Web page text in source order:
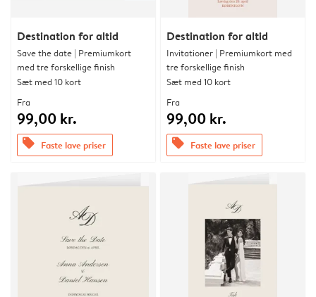
Destination for altid
Save the date | Premiumkort
med tre forskellige finish
Sæt med 10 kort
Fra
99,00 kr.
offers Faste lave priser
Destination for altid
Invitationer | Premiumkort med
tre forskellige finish
Sæt med 10 kort
Fra
99,00 kr.
offers Faste lave priser